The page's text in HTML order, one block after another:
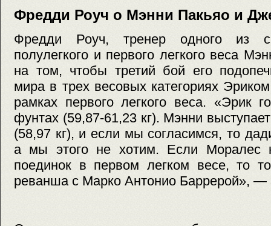
Фредди Роуч о Мэнни Пакьяо и
Фредди Роуч, тренер одного из
полулегкого и первого легкого веса
на том, чтобы третий бой его
мира в трех весовых категориях
рамках первого легкого веса. «Эрик
фунтах (59,87-61,23 кг). Мэнни
(58,97 кг), и если мы согласимся, то
а мы этого не хотим. Если Моралес
поединок в первом легком весе, то
реванша с Марко Антонио Баррерой», —